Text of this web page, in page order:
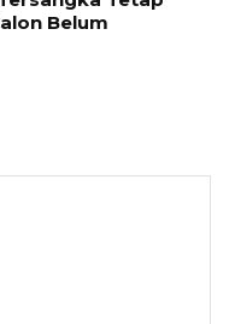
Belum